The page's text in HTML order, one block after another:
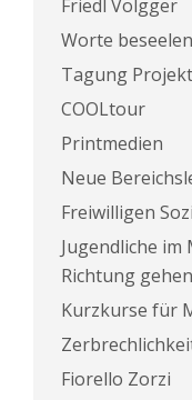
Friedl Volgger
Worte beseelen
Tagung Projekt
COOLtour
Printmedien
Neue
Freiwilligen
Jugendliche
Richtung
Kurzkurse für
Fiorello Zorzi